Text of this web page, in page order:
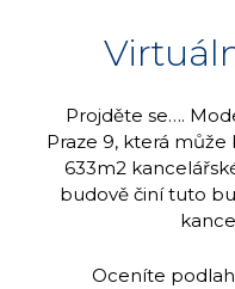
Projděte se….
Praze 9, která může
633m2
budově činí tuto
Oceníte